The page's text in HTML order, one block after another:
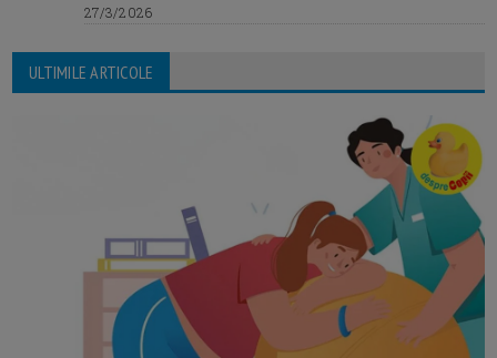
27/3/2026
ULTIMILE ARTICOLE